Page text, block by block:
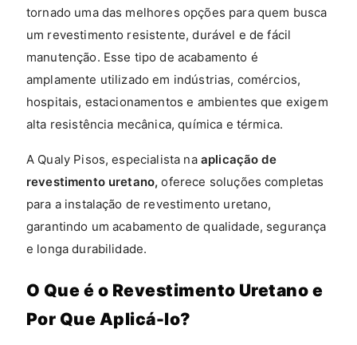
tornado uma das melhores opções para quem busca
um revestimento resistente, durável e de fácil
manutenção. Esse tipo de acabamento é
amplamente utilizado em indústrias, comércios,
hospitais, estacionamentos e ambientes que exigem
alta resistência mecânica, química e térmica.
A Qualy Pisos, especialista na aplicação de
revestimento uretano, oferece soluções completas
para a instalação de revestimento uretano,
garantindo um acabamento de qualidade, segurança
e longa durabilidade.
O Que é o Revestimento Uretano e
Por Que Aplicá-lo?